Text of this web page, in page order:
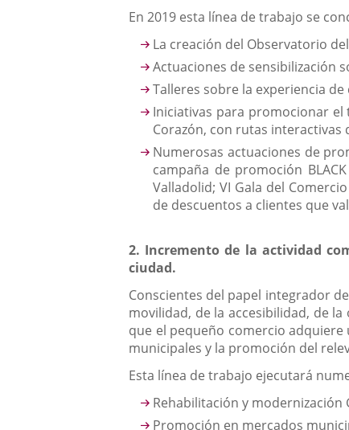
En 2019 esta línea de trabajo se
La creación del Observatorio
Actuaciones de sensibilización
Talleres sobre la experiencia
Iniciativas para promocionar el
Corazón, con rutas interactivas
Numerosas actuaciones de
campaña de promoción
Valladolid; VI Gala del
de descuentos a clientes que
2. Incremento de la actividad
ciudad.
Conscientes del papel integrador
movilidad, de la accesibilidad, de
que el pequeño comercio
municipales y la promoción del
Esta línea de trabajo ejecutará
Rehabilitación y modernización
Promoción en mercados